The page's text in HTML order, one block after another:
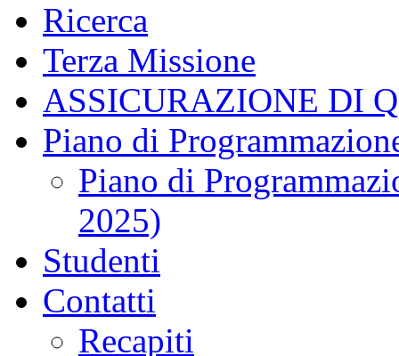
Ricerca
Terza Missione
ASSICURAZIONE DI
Piano di
Piano di
2025)
Studenti
Contatti
Recapiti